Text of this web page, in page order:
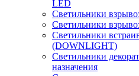
LED
Светильники
Светильники
Светильники
(DOWNLIGHT)
Светильники
назначения